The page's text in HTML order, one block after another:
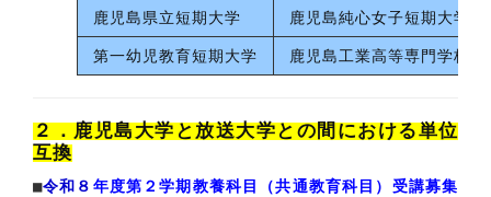
鹿児島県立短期大学 鹿児島純心女子短期大学
第一幼児教育短期大学 鹿児島工業高等専門学校
２．鹿児島大学と放送大学との間における単位
互換
■令和８ 年度第２学期教養科目（共通教育科目）受講募集